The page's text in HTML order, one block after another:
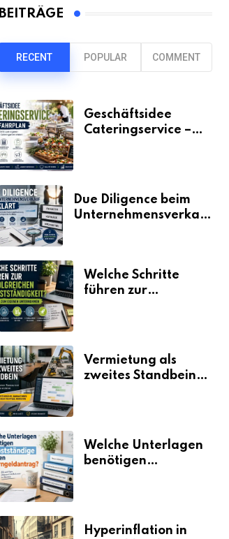
BEITRÄGE
RECENT POPULAR COMMENT
Geschäftsidee
Cateringservice –
Due Diligence beim
Unternehmensverkauf
Welche Schritte
führen zur
Vermietung als
zweites Standbein:
Umsätze machen
Welche Unterlagen
benötigen
Hyperinflation in